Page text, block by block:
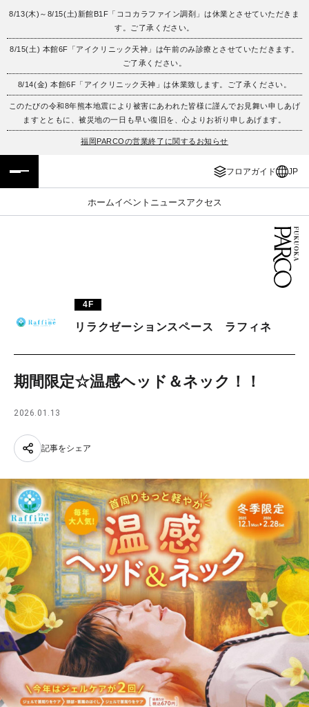
8/13(木)～8/15(土)新館B1F「ココカラファイン調剤」は休業とさせていただきま
す。ご了承ください。
8/15(土) 本館6F「アイクリニック天神」は午前のみ診療とさせていただきます。
ご了承ください。
8/14(金) 本館6F「アイクリニック天神」は休業致します。ご了承ください。
このたびの令和8年熊本地震により被害にあわれた皆様に謹んでお見舞い申しあげ
ますとともに、被災地の一日も早い復旧を、心よりお祈り申しあげます。
福岡PARCOの営業終了に関するお知らせ
フロアガイド JP
ホームイベント ニュース アクセス
フロアガイド
施設案内・アクセス
イベント・ポップアップ
レストラン・カフェ
ENGLISH
繁体字
簡体字
ภาษาไทย
4F
リラクゼーションスペース ラフィネ
期間限定☆温感ヘッド＆ネック！！
2026.01.13
記事をシェア